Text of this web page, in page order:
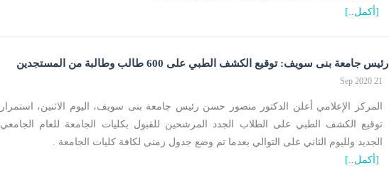
[أكمل..]
رئيس جامعة بنى سويف: توقيع الكشف الطبي على 600 طالب وطالبة من المستجدين
21 Sep 2020
المركز الإعلامي أعلن الدكتور منصور حسن رئيس جامعة بنى سويف، اليوم الاثنين، استمرار
توقيع الكشف الطبي على الطلاب الجدد المرشحين للقبول بكليات الجامعة للعام الجامعي
الجديد ولليوم الثاني على التوالي بعدما تم وضع جدول زمنى لكافة كليات الجامعة .
[أكمل..]